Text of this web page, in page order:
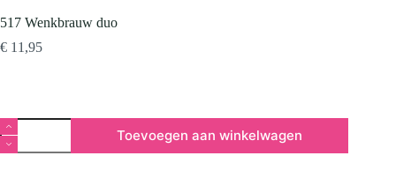
517 Wenkbrauw duo
€ 11,95
517
Wenkbrauw
duo
Toevoegen aan winkelwagen